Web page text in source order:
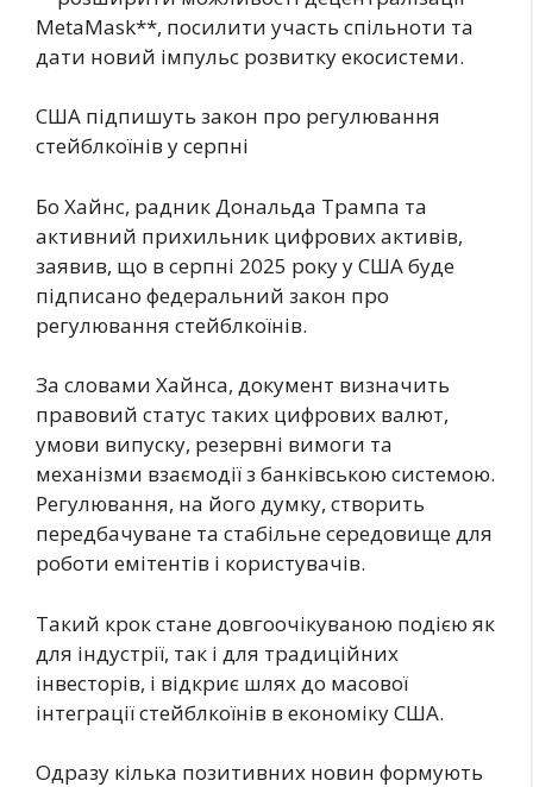
MetaMask**, посилити участь спільноти та
дати новий імпульс розвитку екосистеми.
США підпишуть закон про регулювання
стейблкоїнів у серпні
Бо Хайнс, радник Дональда Трампа та
активний прихильник цифрових активів,
заявив, що в серпні 2025 року у США буде
підписано федеральний закон про
регулювання стейблкоїнів.
За словами Хайнса, документ визначить
правовий статус таких цифрових валют,
умови випуску, резервні вимоги та
механізми взаємодії з банківською системою.
Регулювання, на його думку, створить
передбачуване та стабільне середовище для
роботи емітентів і користувачів.
Такий крок стане довгоочікуваною подією як
для індустрії, так і для традиційних
інвесторів, і відкриє шлях до масової
інтеграції стейблкоїнів в економіку США.
Одразу кілька позитивних новин формують